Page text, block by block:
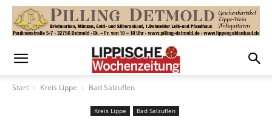
Start Kreis Lippe Bad Salzuflen
Kreis Lippe Bad Salzuflen